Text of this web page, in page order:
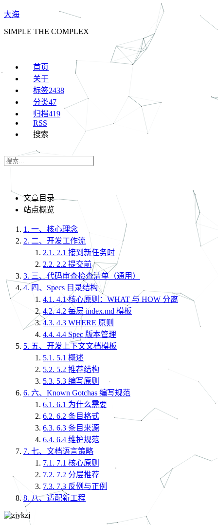
大海
SIMPLE THE COMPLEX
首页
关于
标签2438
分类47
归档419
RSS
搜索
文章目录
站点概览
1. 一、核心理念
2. 二、开发工作流
2.1. 2.1 接到新任务时
2.2. 2.2 提交前
3. 三、代码审查检查清单（通用）
4. 四、Specs 目录结构
4.1. 4.1 核心原则：WHAT 与 HOW 分离
4.2. 4.2 每层 index.md 模板
4.3. 4.3 WHERE 原则
4.4. 4.4 Spec 版本管理
5. 五、开发上下文文档模板
5.1. 5.1 概述
5.2. 5.2 推荐结构
5.3. 5.3 编写原则
6. 六、Known Gotchas 编写规范
6.1. 6.1 为什么需要
6.2. 6.2 条目格式
6.3. 6.3 条目来源
6.4. 6.4 维护规范
7. 七、文档语言策略
7.1. 7.1 核心原则
7.2. 7.2 分层推荐
7.3. 7.3 反例与正例
8. 八、适配新工程